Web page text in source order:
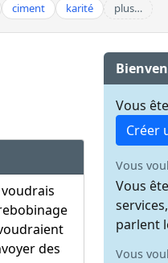
ciment karité plus…
des
Vous
Créer
Vous
Vous
parlent
Vous